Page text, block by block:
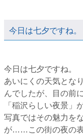
今日は七夕ですね。
今日は七夕ですね。
あいにくの天気とな
んでしたが、目の前
「稲沢らしい夜景」
写真ではその魅力を
が……この街の夜の表